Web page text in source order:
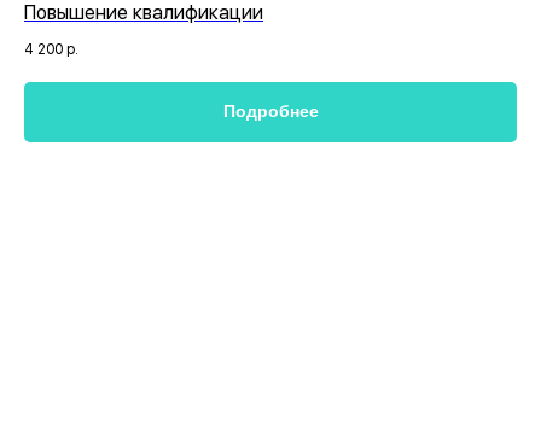
Повышение квалификации
4 200 р.
Подробнее